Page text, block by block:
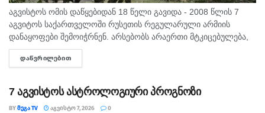
აგვისტოს ომის დაწყებიდან 18 წელი გავიდა - 2008 წლის 7
აგვიტოს საქართველოში რუსეთის რეგულარული არმიის
დანაყოფები შემოიჭრნენ. არსებობს არაერთი მტკიცებულება,
რომლითაც დადასტურდა, რომ რუსეთის ჯარმა საქართველოს
სახელმწიფო საზღვარი სწორედ 7...
ᲓᲐᲬᲕᲠᲘᲚᲔᲑᲘᲗ
7 აგვისტოს ასტროლოგიური პროგნოზი
BYᲛᲔᲒᲐ TV ᲐᲒᲕᲘᲡᲢᲝ 7, 2026 0